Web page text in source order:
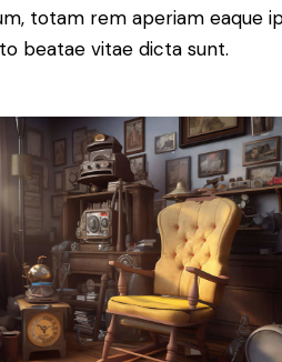
totam rem aperiam eaque
beatae vitae dicta sunt.